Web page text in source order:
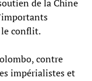
de la Chine
le conflit.
contre
impérialistes et